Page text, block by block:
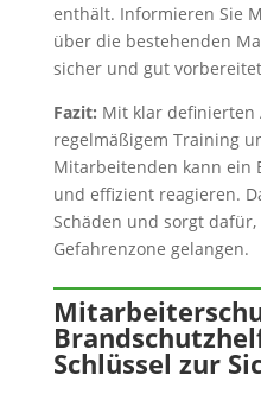
enthält. Informieren Sie
über die bestehenden
sicher und gut
Fazit: Mit klar definierten
regelmäßigem Training
Mitarbeitenden kann ein
und effizient reagieren.
Schäden und sorgt
Gefahrenzone gelangen.
Schlüssel zur